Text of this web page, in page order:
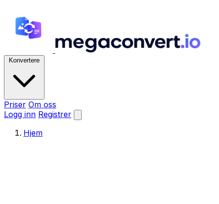
Konvertere
Priser Om oss
Logg inn Registrer
Hjem